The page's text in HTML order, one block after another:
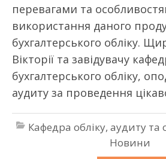
перевагами та
використання даного
бухгалтерського обліку.
Вікторії та завідувачу
бухгалтерського обліку,
аудиту за проведення
Кафедра обліку, аудиту та
Новини